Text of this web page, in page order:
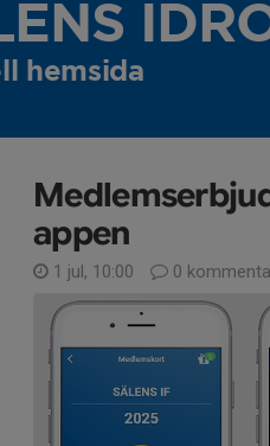
hemsida
appen
1 jul, 10:00 0